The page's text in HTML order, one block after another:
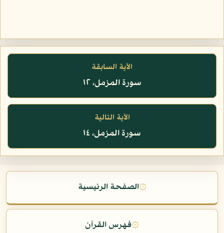
الآية السابقة
سورة المزمل، ١٢
الآية التالية
سورة المزمل، ١٤
۞الصفحة الرئيسية
۞فهرس القرآن